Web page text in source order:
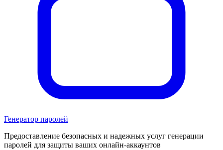
Генератор паролей
Предоставление безопасных и надежных услуг генерации
паролей для защиты ваших онлайн-аккаунтов